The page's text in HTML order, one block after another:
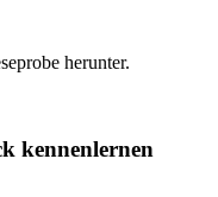
herunter.
kennenlernen